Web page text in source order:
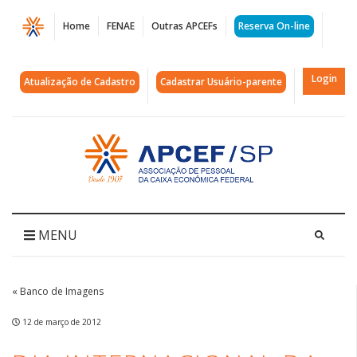
Página
Dia
Internacional
Mulher
Home FENAE Outras APCEFs Reserva On-line
Atualização de Cadastro Cadastrar Usuário-parente Login
Acessar
página
inicial
MENU
« Banco de Imagens
12 de março de 2012